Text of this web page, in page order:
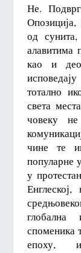
Не.
Опозиција,
од
алавитима
као и део
тотално
света
човеку
чине те
популарне
у
споменика
епоху,